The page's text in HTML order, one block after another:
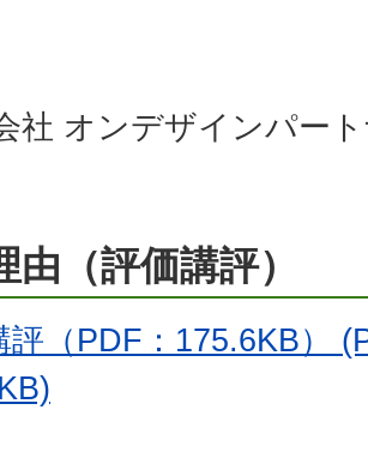
オンデザインパート
由（評価講評）
評（PDF：175.6KB）